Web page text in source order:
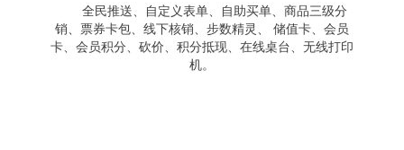
全民推送、自定义表单、自助买单、商品三级分
销、票券卡包、线下核销、步数精灵、 储值卡、会员
卡、会员积分、砍价、积分抵现、在线桌台、无线打印
机。